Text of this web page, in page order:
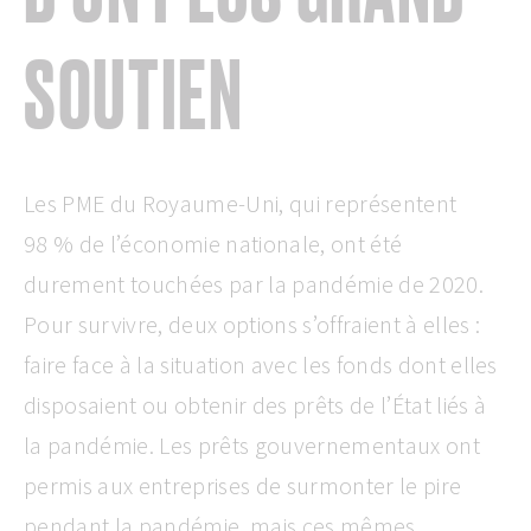
SOUTIEN
Les PME du Royaume-Uni, qui représentent
98 % de l’économie nationale, ont été
durement touchées par la pandémie de 2020.
Pour survivre, deux options s’offraient à elles :
faire face à la situation avec les fonds dont elles
disposaient ou obtenir des prêts de l’État liés à
la pandémie. Les prêts gouvernementaux ont
permis aux entreprises de surmonter le pire